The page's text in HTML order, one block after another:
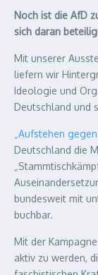
Noch ist die AfD
sich daran
Mit unserer
liefern wir
Ideologie und
Deutschland und
„Aufstehen
Deutschland die
bundesweit mit
buchbar.
Mit der Kampagne
aktiv zu werden,